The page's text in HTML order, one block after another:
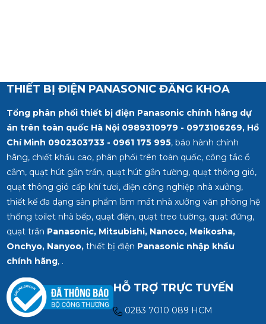
THIẾT BỊ ĐIỆN PANASONIC ĐĂNG KHOA
Tổng phân phối thiết bị điện Panasonic chính hãng dự
án trên toàn quốc Hà Nội 0989310979 - 0973106269, Hồ
Chí Minh 0902303733 - 0961 175 995, bảo hành chính
hãng, chiết khấu cao, phân phối trên toàn quốc, công tắc ổ
cắm, quạt hút gắn trần, quạt hút gắn tường, quạt thông gió,
quạt thông gió cấp khí tươi, điện công nghiệp nhà xưởng,
thiết kế đa dạng sản phẩm làm mát nhà xưởng văn phòng hệ
thống toilet nhà bếp, quạt điện, quạt treo tường, quạt đứng,
quạt trần Panasonic, Mitsubishi, Nanoco, Meikosha,
Onchyo, Nanyoo,thiết bị điện Panasonic nhập khẩu
chính hãng, .
HỖ TRỢ TRỰC TUYẾN
0283 7010 089 HCM